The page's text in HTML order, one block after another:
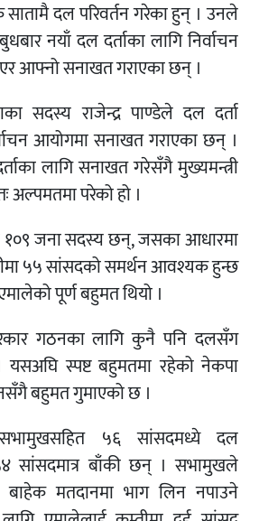
दल परिवर्तन गरेका हुन् । उनले
नयाँ दल दर्ताका लागि निर्वाचन
आफ्नो सनाखत गराएका छन् ।
सदस्य राजेन्द्र पाण्डेले दल दर्ता
आयोगमा सनाखत गराएका छन् ।
लागि सनाखत गरेसँगै मुख्यमन्त्री
अल्पमतमा परेको हो ।
१०९ जना सदस्य छन्, जसका आधारमा
५५ सांसदको समर्थन आवश्यक हुन्छ
पूर्ण बहुमत थियो ।
गठनका लागि कुनै पनि दलसँग
स्पष्ट बहुमतमा रहेको नेकपा
बहुमत गुमाएको छ ।
५६ सांसदमध्ये दल
सांसदमात्र बाँकी छन् । सभामुखले
बाहेक मतदानमा भाग लिन नपाउने